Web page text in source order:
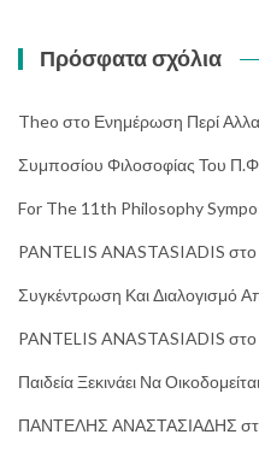
Πρόσφατα σχόλια
Theo στο Ενημέρωση Περί
Συμποσίου Φιλοσοφίας Του
For The 11th Philosophy
PANTELIS ANASTASIADIS στο
Συγκέντρωση Και Διαλογισμό
PANTELIS ANASTASIADIS στο
Παιδεία Ξεκινάει Να Οικοδομείται
ΠΑΝΤΕΛΗΣ ΑΝΑΣΤΑΣΙΑΔΗΣ